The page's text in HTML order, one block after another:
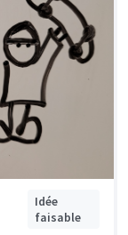
Idée
faisable